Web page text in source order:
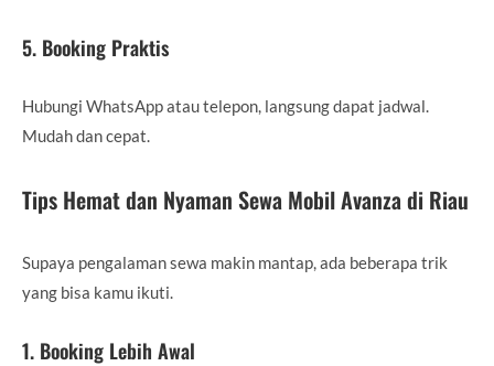
5. Booking Praktis
Hubungi WhatsApp atau telepon, langsung dapat jadwal.
Mudah dan cepat.
Tips Hemat dan Nyaman Sewa Mobil Avanza di Riau
Supaya pengalaman sewa makin mantap, ada beberapa trik
yang bisa kamu ikuti.
1. Booking Lebih Awal